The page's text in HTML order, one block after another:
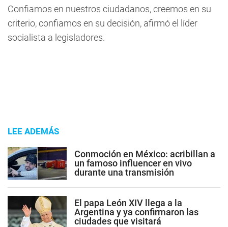
Confiamos en nuestros ciudadanos, creemos en su
criterio, confiamos en su decisión, afirmó el líder
socialista a legisladores.
LEE ADEMÁS
Conmoción en México: acribillan a
un famoso influencer en vivo
durante una transmisión
El papa León XIV llega a la
Argentina y ya confirmaron las
ciudades que visitará